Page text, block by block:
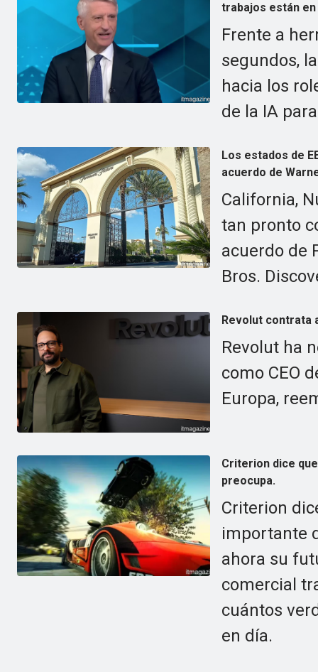
trabajos están
Frente a
segundos,
hacia los
de la IA
Los estados de
acuerdo de
California,
tan pronto
acuerdo de
Bros.
Revolut contrata
Revolut ha
como CEO
Europa,
Criterion dice
preocupa.
Criterion
importante
ahora su
comercial
cuántos
en día.